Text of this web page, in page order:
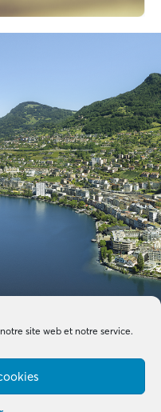
site web et notre service.